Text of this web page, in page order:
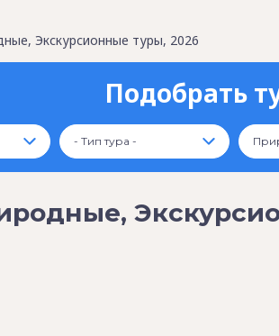
Экскурсионные туры, 2026
Подобрать
- Тип тура -